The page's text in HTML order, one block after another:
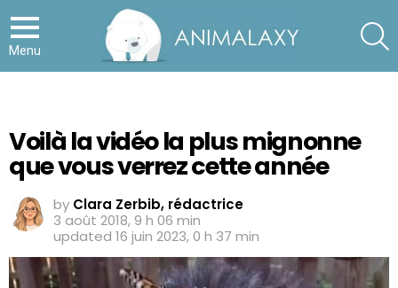
Menu
Voilà la vidéo la plus mignonne
que vous verrez cette année
by Clara Zerbib, rédactrice
3 août 2018, 9 h 06 min
updated 16 juin 2023, 0 h 37 min